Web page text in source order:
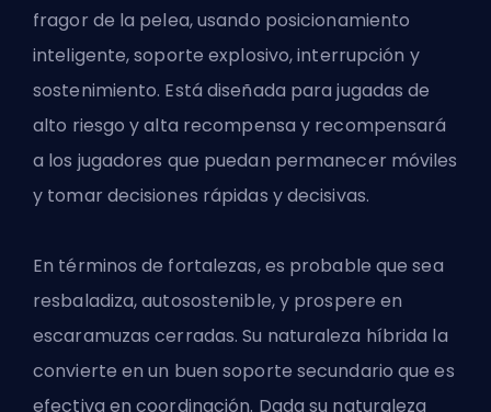
fragor de la pelea, usando posicionamiento
inteligente, soporte explosivo, interrupción y
sostenimiento. Está diseñada para jugadas de
alto riesgo y alta recompensa y recompensará
a los jugadores que puedan permanecer móviles
y tomar decisiones rápidas y decisivas.
En términos de fortalezas, es probable que sea
resbaladiza, autosostenible, y prospere en
escaramuzas cerradas. Su naturaleza híbrida la
convierte en un buen soporte secundario que es
efectiva en coordinación. Dada su naturaleza